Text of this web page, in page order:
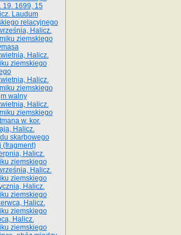
19. 1699, 15
Laudum
relacyjnego
Halicz.
ziemskiego
Halicz.
ziemskiego
Halicz.
ziemskiego
walny
Halicz.
ziemskiego
w. kor.
Halicz.
skarbowego
(fragment)
Halicz.
ziemskiego
Halicz.
ziemskiego
Halicz.
ziemskiego
Halicz.
ziemskiego
Halicz.
ziemskiego